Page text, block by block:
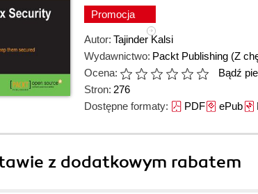
Promocja
Autor: Tajinder Kalsi
Wydawnictwo: Packt Publishing (Z
Ocena:
Bądź
Stron: 276
Dostępne formaty: PDFePub
z dodatkowym rabatem